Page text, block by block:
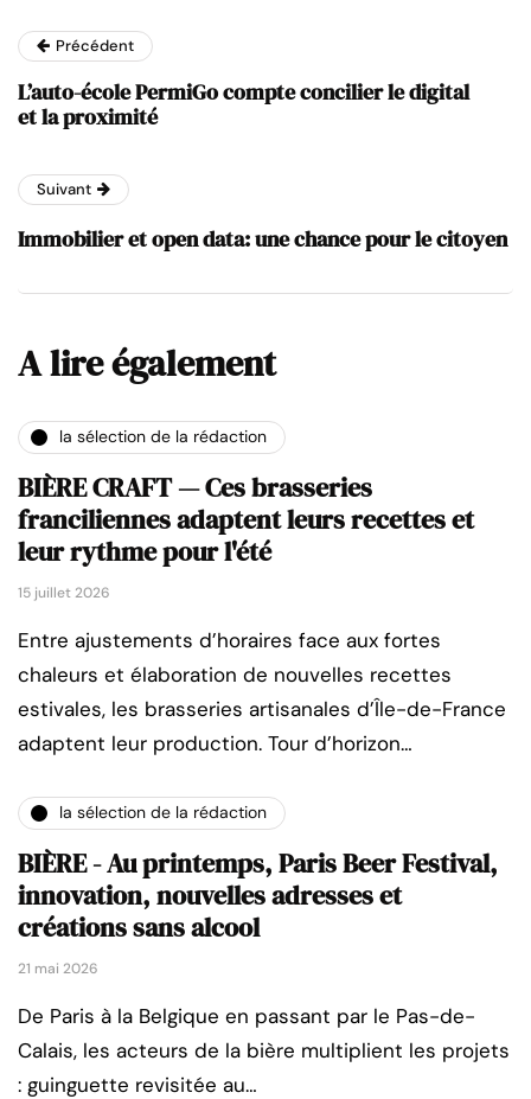
Précédent
L’auto-école PermiGo compte concilier le digital
et la proximité
Suivant
Immobilier et open data: une chance pour le citoyen
A lire également
la sélection de la rédaction
BIÈRE CRAFT — Ces brasseries
franciliennes adaptent leurs recettes et
leur rythme pour l'été
15 juillet 2026
Entre ajustements d’horaires face aux fortes
chaleurs et élaboration de nouvelles recettes
estivales, les brasseries artisanales d’Île-de-France
adaptent leur production. Tour d’horizon…
la sélection de la rédaction
BIÈRE - Au printemps, Paris Beer Festival,
innovation, nouvelles adresses et
créations sans alcool
21 mai 2026
De Paris à la Belgique en passant par le Pas-de-
Calais, les acteurs de la bière multiplient les projets
: guinguette revisitée au…